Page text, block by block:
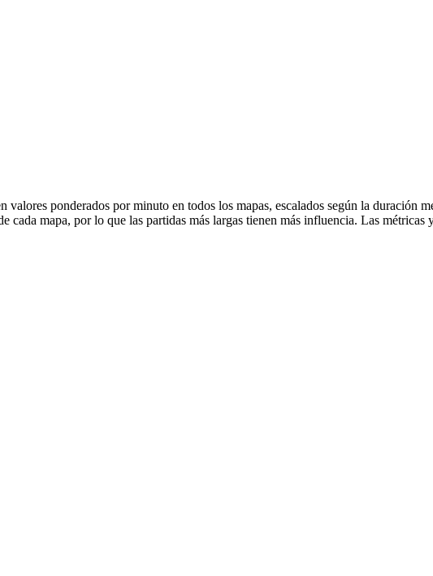
valores ponderados por minuto en todos los mapas, escalados según la
cada mapa, por lo que las partidas más largas tienen más influencia. Las